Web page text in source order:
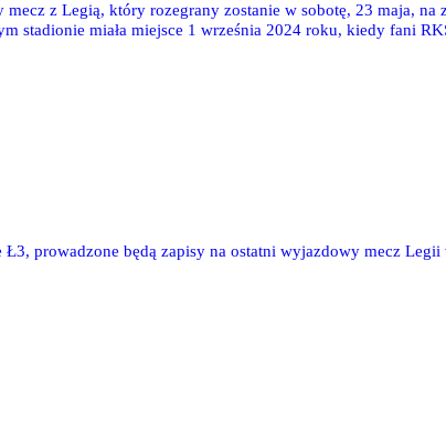
z Legią, który rozegrany zostanie w sobotę, 23 maja, na
stadionie miała miejsce 1 września 2024 roku, kiedy fani
prowadzone będą zapisy na ostatni wyjazdowy mecz Legii